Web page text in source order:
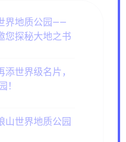
界地质公园——
您探秘大地之书
世界级名片，
！
山世界地质公园